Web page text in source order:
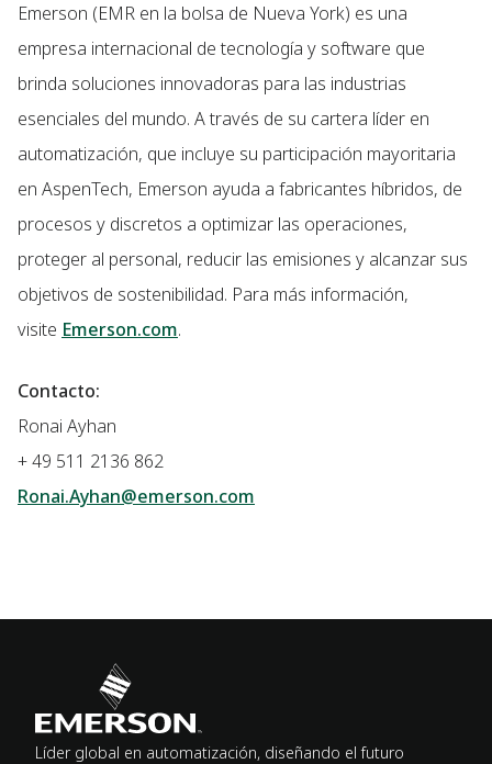
Emerson (EMR en la bolsa de Nueva York) es una
empresa internacional de tecnología y software que
brinda soluciones innovadoras para las industrias
esenciales del mundo. A través de su cartera líder en
automatización, que incluye su participación mayoritaria
en AspenTech, Emerson ayuda a fabricantes híbridos, de
procesos y discretos a optimizar las operaciones,
proteger al personal, reducir las emisiones y alcanzar sus
objetivos de sostenibilidad. Para más información,
visite Emerson.com.
Contacto:
Ronai Ayhan
+ 49 511 2136 862
Ronai.Ayhan@emerson.com
Líder global en automatización, diseñando el futuro